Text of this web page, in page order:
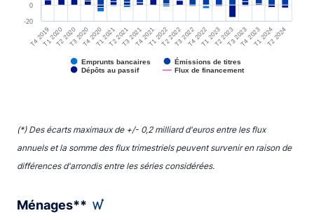
Emprunts bancaires Émissions de titres
Dépôts au passif Flux de financement
T4 2019T1 2020T2 2020T3 2020T4 2020T1 2021T2 2021T3 2021T4 2021T1 2022T2 2022T3 2022T4 2022T1 2023T2 2023T3 2023T4 2023T1 2024T2 2024
-20
0
End of interactive chart.
(*) Des écarts maximaux de +/- 0,2 milliard d'euros entre les flux
annuels et la somme des flux trimestriels peuvent survenir en raison de
différences d'arrondis entre les séries considérées.
Ménages**